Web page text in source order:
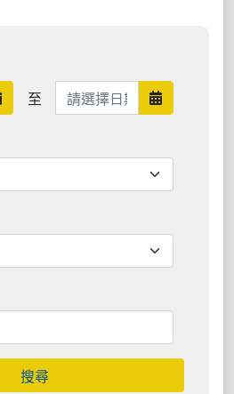
日期範圍開始
至 日期範圍結束 日期範圍